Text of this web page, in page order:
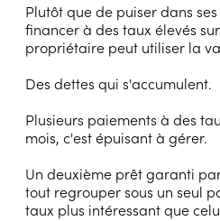
Plutôt que de puiser dans
financer à des taux élevés
propriétaire peut utiliser la
Des dettes qui s'accumulent.
Plusieurs paiements à des
mois, c'est épuisant à gérer.
Un deuxième prêt garanti
tout regrouper sous un seul
taux plus intéressant que